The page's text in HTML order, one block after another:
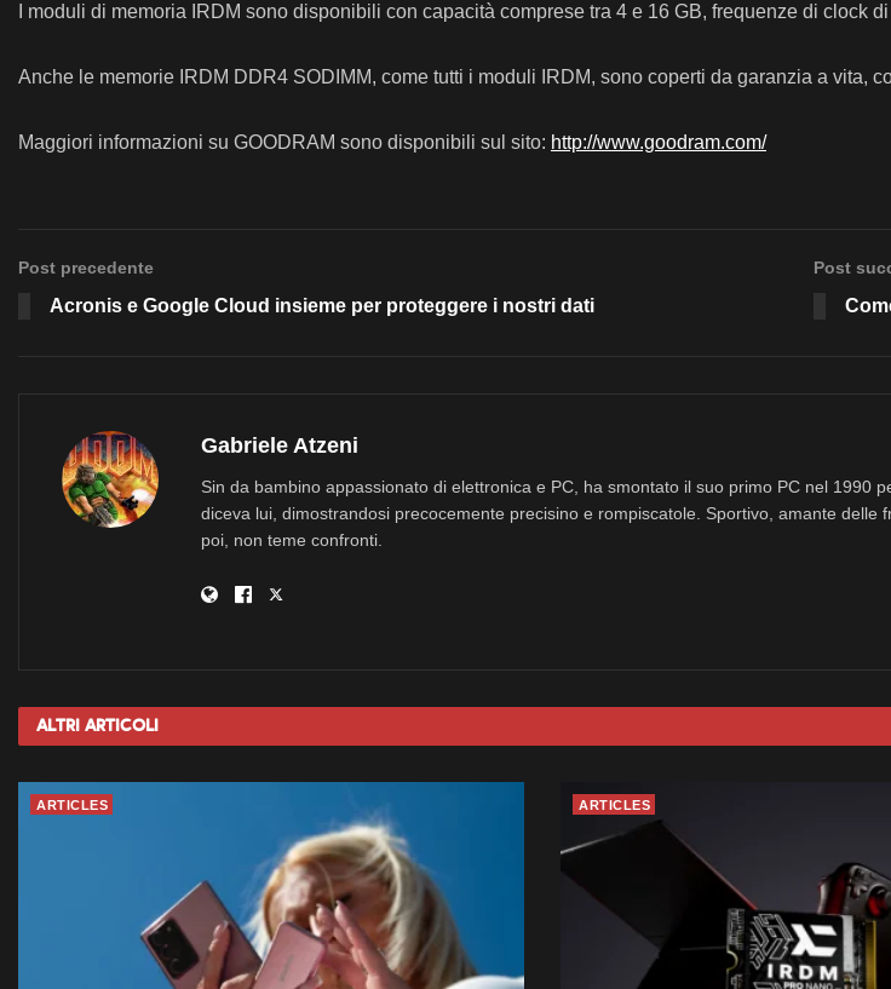
I moduli di memoria IRDM sono disponibili con capacità comprese tra 4 e 16 GB, frequenze di clock
Anche le memorie IRDM DDR4 SODIMM, come tutti i moduli IRDM, sono coperti da garanzia a vita,
Maggiori informazioni su GOODRAM sono disponibili sul sito: http://www.goodram.com/
Post precedente
Acronis e Google Cloud insieme per proteggere i nostri dati
Post
Gabriele Atzeni
Sin da bambino appassionato di elettronica e PC, ha smontato il suo primo PC nel
diceva lui, dimostrandosi precocemente precisino e rompiscatole. Sportivo, amante
poi, non teme confronti.
Altri Articoli
ARTICLES ARTICLES